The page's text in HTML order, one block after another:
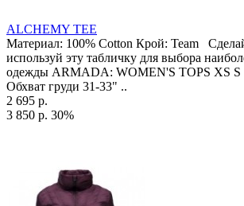
ALCHEMY TEE
Материал: 100% Cotton Крой: Team
используй эту табличку для выбора
одежды ARMADA: WOMEN'S TOPS XS S
Обхват груди 31-33" ..
2 695 р.
3 850 р. 30%